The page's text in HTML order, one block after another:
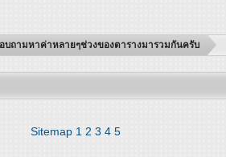
บถามหาค่าหลายๆช่วงของตารางมารวมกันครับ
Sitemap 1 2 3 4 5